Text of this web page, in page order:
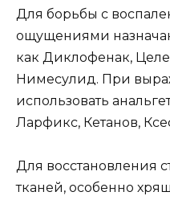
Для борьбы с
ощущениями
как Диклофенак,
Нимесулид. При
использовать
Ларфикс, Кетанов,
Для восстановления
тканей, особенно